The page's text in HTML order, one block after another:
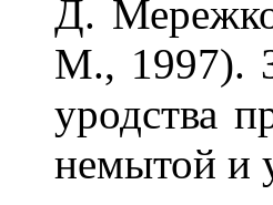
Д.
М., 1997).
уродства
немытой и